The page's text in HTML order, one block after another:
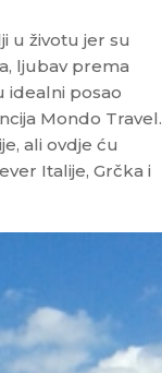
u životu jer su
ljubav prema
idealni posao
Mondo Travel.
ali ovdje ću
Italije, Grčka i